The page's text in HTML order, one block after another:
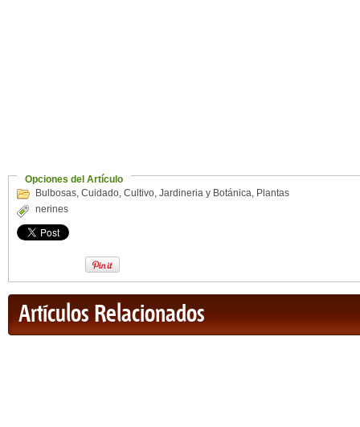
Opciones del Artículo
Bulbosas, Cuidado, Cultivo, Jardineria y Botánica, Plantas
nerines
Artículos Relacionados